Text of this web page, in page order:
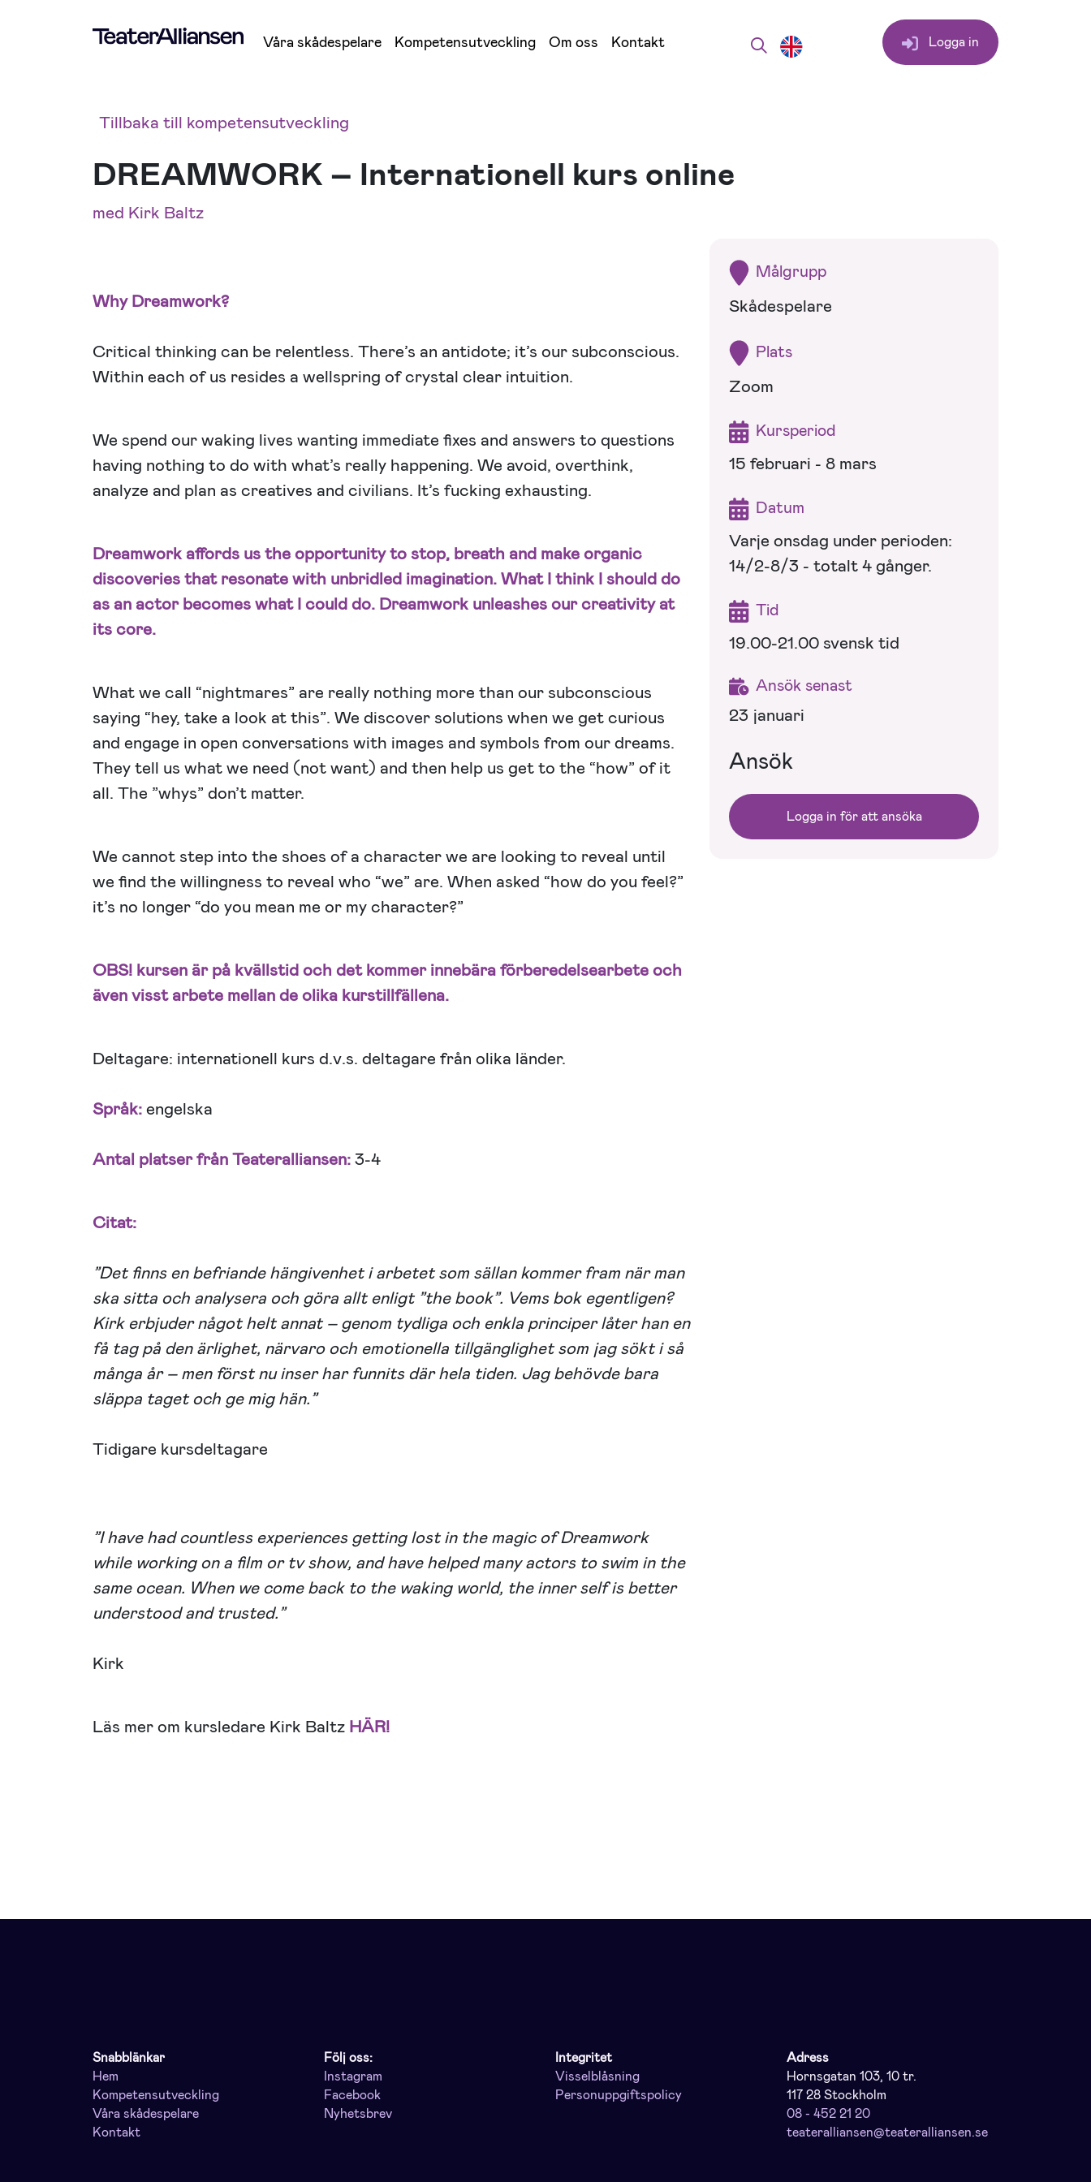
Våra skådespelare Kompetensutveckling Om oss Kontakt Logga in
Tillbaka till kompetensutveckling
DREAMWORK – Internationell kurs online
med Kirk Baltz
Why Dreamwork?
Critical thinking can be relentless. There’s an antidote; it’s our subconscious.
Within each of us resides a wellspring of crystal clear intuition.
We spend our waking lives wanting immediate fixes and answers to questions
having nothing to do with what’s really happening. We avoid, overthink,
analyze and plan as creatives and civilians. It’s fucking exhausting.
Dreamwork affords us the opportunity to stop, breath and make organic
discoveries that resonate with unbridled imagination. What I think I should do
as an actor becomes what I could do. Dreamwork unleashes our creativity at
its core.
What we call “nightmares” are really nothing more than our subconscious
saying “hey, take a look at this”. We discover solutions when we get curious
and engage in open conversations with images and symbols from our dreams.
They tell us what we need (not want) and then help us get to the “how” of it
all. The ”whys” don’t matter.
We cannot step into the shoes of a character we are looking to reveal until
we find the willingness to reveal who “we” are. When asked “how do you feel?”
it’s no longer “do you mean me or my character?”
OBS! kursen är på kvällstid och det kommer innebära förberedelsearbete och
även visst arbete mellan de olika kurstillfällena.
Deltagare: internationell kurs d.v.s. deltagare från olika länder.
Språk:engelska
Antal platser från Teateralliansen:3-4
Citat:
”Det finns en befriande hängivenhet i arbetet som sällan kommer fram när man
ska sitta och analysera och göra allt enligt ”the book”. Vems bok egentligen?
Kirk erbjuder något helt annat – genom tydliga och enkla principer låter han en
få tag på den ärlighet, närvaro och emotionella tillgänglighet som jag sökt i så
många år – men först nu inser har funnits där hela tiden. Jag behövde bara
släppa taget och ge mig hän.”
Tidigare kursdeltagare
”I have had countless experiences getting lost in the magic of Dreamwork
while working on a film or tv show, and have helped many actors to swim in the
same ocean. When we come back to the waking world, the inner self is better
understood and trusted.”
Kirk
Läs mer om kursledare Kirk Baltz HÄR!
Målgrupp
Skådespelare
Plats
Zoom
Kursperiod
15 februari - 8 mars
Datum
Varje onsdag under perioden:
14/2-8/3 - totalt 4 gånger.
Tid
19.00-21.00 svensk tid
Ansök senast
23 januari
Ansök
Logga in för att ansöka
Snabblänkar
Hem
Kompetensutveckling
Våra skådespelare
Kontakt
Följ oss:
Instagram
Facebook
Nyhetsbrev
Integritet
Visselblåsning
Personuppgiftspolicy
Adress
Hornsgatan 103, 10 tr.
117 28 Stockholm
08 - 452 21 20
teateralliansen@teateralliansen.se